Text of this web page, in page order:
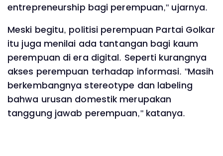
entrepreneurship bagi perempuan," ujarnya.
Meski begitu, politisi perempuan Partai Golkar
itu juga menilai ada tantangan bagi kaum
perempuan di era digital. Seperti kurangnya
akses perempuan terhadap informasi. "Masih
berkembangnya stereotype dan labeling
bahwa urusan domestik merupakan
tanggung jawab perempuan," katanya.